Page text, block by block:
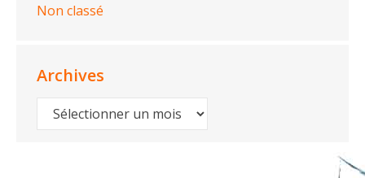
Non classé
Archives
Archives